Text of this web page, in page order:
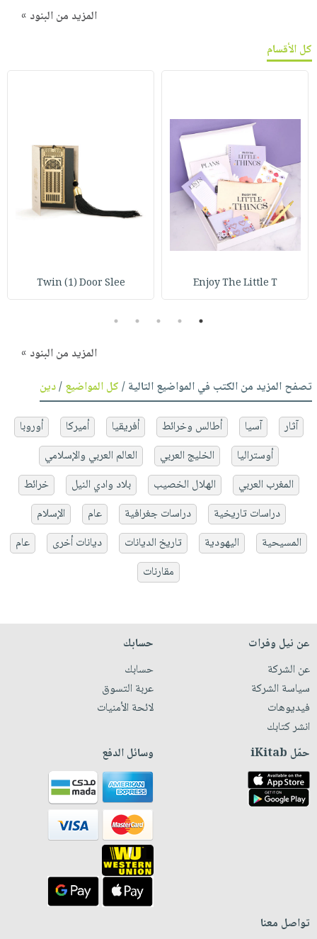
المزيد من البنود »
كل الأقسام
Enjoy The Little T
Twin (1) Door Slee
1
2
3
4
5
المزيد من البنود »
تصفح المزيد من الكتب في المواضيع التالية /كل المواضيع/دين
آثار آسيا أطالس وخرائط أفريقيا أميركا
أوروبا
أوستراليا
الخليج العربي
العالم العربي والإسلامي
المغرب العربي
الهلال الخصيب بلاد وادي النيل
خرائط
دراسات تاريخية
دراسات جغرافية عام
الإسلام
المسيحية
اليهودية تاريخ الديانات ديانات أخرى
عام
مقارنات
عن نيل وفرات
عن الشركة
سياسة الشركة
فيديوهات
انشر كتابك
حسابك
حسابك
عربة التسوق
لائحة الأمنيات
حمّل iKitab وسائل الدفع
تواصل معنا